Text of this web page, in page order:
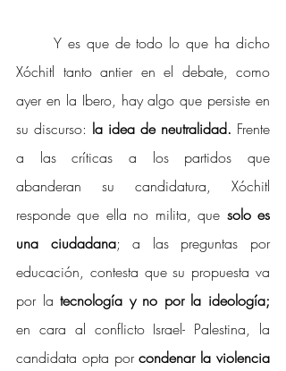
Y es que de todo lo que ha dicho
Xóchitl tanto antier en el debate, como
ayer en la Ibero, hay algo que persiste en
su discurso: la idea de neutralidad. Frente
a las críticas a los partidos que
abanderan su candidatura, Xóchitl
responde que ella no milita, que solo es
una ciudadana; a las preguntas por
educación, contesta que su propuesta va
por la
en cara al conflicto Israel- Palestina, la
candidata opta por condenar la violencia